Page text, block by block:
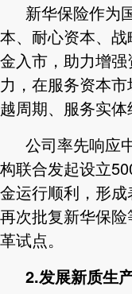
新华保险作为
本、耐心资本、
金入市，助力增
力，在服务资本
越周期、服务实体
公司率先响应
构联合发起设立
金运行顺利，形
再次批复新华保
革试点。
2.发展新质生